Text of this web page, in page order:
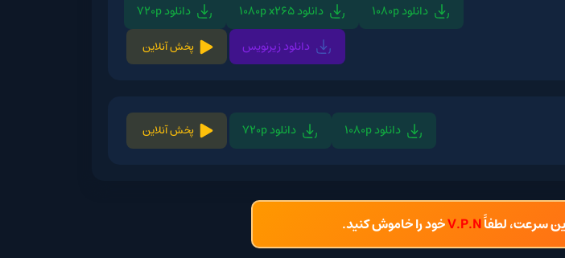
دانلود 1080p x265
دانلود 720p
دانلود زیرنویس
پخش آنلاین
دانلود 720p پخش آنلاین
V.P.Nخود را خاموش کنید.